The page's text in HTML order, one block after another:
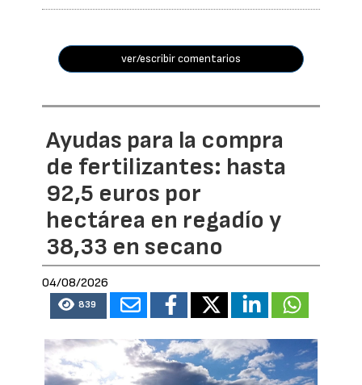
ver/escribir comentarios
Ayudas para la compra
de fertilizantes: hasta
92,5 euros por
hectárea en regadío y
38,33 en secano
04/08/2026
839